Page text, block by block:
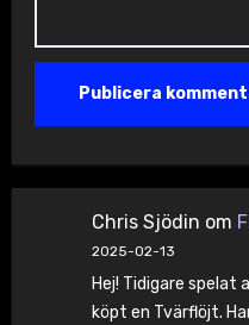
Chris Sjödin om
2025-02-13
Hej! Tidigare spelat
köpt en Tvärflöjt.